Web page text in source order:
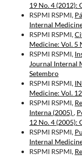
19 No. 4 (2012):
RSPMI RSPMI,
Internal
RSPMI RSPMI,
Medicine: Vol. 5
RSPMI RSPMI,
Journal Internal
Setembro
RSPMI RSPMI,
Medicine: Vol.
RSPMI RSPMI,
Interna (2005),
12 No. 4 (2005):
RSPMI RSPMI,
Internal
RSPMI RSPMI,